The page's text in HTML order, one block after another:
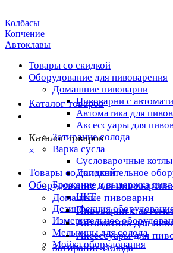
Колбасы
Копчение
Автоклавы
Товары со скидкой
Оборудование для пивоварения
Домашние пивоварни
Пивоварни с
Автоматика для
Аксессуары для
Затирание солода
Варка сусла
Cусловарочные котлы
Дополнительное
Брожение и выдержка пива
ЦКТ
Дезинфекция
Измерительное
Мельницы для солода
Мойка оборудования
Каталог товаров
Каталог товаров
×
Товары со скидкой
Оборудование для
Домашние пивоварни
Пивоварни с
Автоматика для
Аксессуары для
Затирание солода